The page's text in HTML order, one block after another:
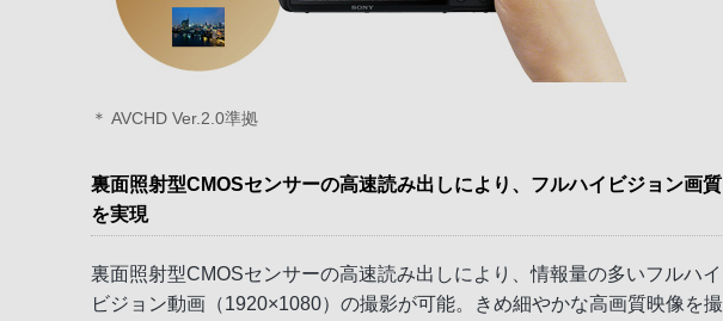
＊ AVCHD Ver.2.0準拠
裏面照射型CMOSセンサーの高速読み出しにより、フルハイビジョン画質
を実現
裏面照射型CMOSセンサーの高速読み出しにより、情報量の多いフルハイ
ビジョン動画（1920×1080）の撮影が可能。きめ細やかな高画質映像を撮